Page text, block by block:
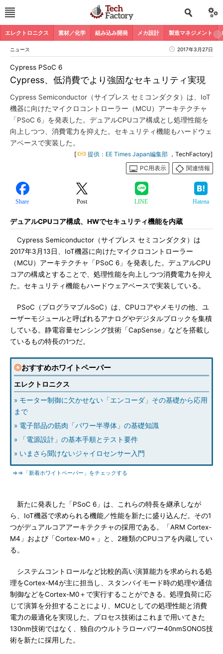
エレクトロニクス 素材／化学 組み込み開発 メカ設計 製造マネジメント
ニュース 2017年3月27日
Cypress、低消費でより強固なセキュリティ実現
Cypress PSoC 6
Cypress Semiconductor（サイプレス セミコンダクタ）は、IoT
機器に向けたマイクロコントローラー（MCU）アーキテクチャ
「PSoC 6」を発表した。デュアルCPUコア構成とし処理性能を
向上しつつ、消費電力を抑えた。セキュリティ機能もハードウェ
アベースで実装した。
[ 提供：EE Times Japan編集部 ，TechFactory]
PC用表示
関連情報
Share Post LINE Hatena
デュアルCPUコア構成、HWでセキュリティ機能を内蔵
Cypress Semiconductor（サイプレス セミコンダクタ）は
2017年3月13日、IoT機器に向けたマイクロコントローラー
（MCU）アーキテクチャ「PSoC 6」を発表した。デュアルCPU
コアの構成とすることで、処理性能を向上しつつ消費電力を抑え
た。セキュリティ機能もハードウェアベースで実装している。
PSoC（プログラマブルSoC）は、CPUコアやメモリの他、ユ
ーザーモジュールと呼ばれるアナログやデジタルブロックを集積
している。静電容量センシング技術「CapSense」などを搭載し
ているもの特長の1つだ。
◎おすすめホワイトペーパー
エレクトロニクス
» モーター制御に欠かせない「エンコーダ」その基礎から応用
まで
» 電子部品の筋肉「パワー半導体」の基礎知識
» 「電源設計」の基本手順とテスト要件
» いまさら聞けないジャイロセンサー入門
⇒⇒「新着ホワイトペーパー」をチェックする
新たに発表した「PSoC 6」は、これらの特長を継承しなが
ら、IoT機器で求められる機能／性能を新たに盛り込んだ。その1
つがデュアルコアアーキテクチャの採用である。「ARM Cortex-
M4」および「Cortex-M0＋」と、2種類のCPUコアを内蔵してい
る。
システムコントロールなど比較的高い演算能力を求められる処
理をCortex-M4が主に担当し、スタンバイモード時の処理や通信
制御などをCortex-M0＋で実行することができる。処理負荷に応
じて演算を分担することにより、MCUとしての処理性能と消費
電力の最適化を実現した。プロセス技術はこれまで用いてきた
130nm技術ではなく、独自のウルトラローパワー40nmSONOS技
術を新たに採用した。